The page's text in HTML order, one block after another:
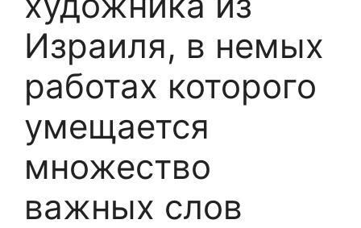
Израиля, в немых
работах которого
умещается
множество
важных слов